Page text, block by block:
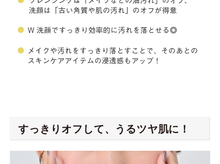
すっきりオフして、うるツヤ肌に！